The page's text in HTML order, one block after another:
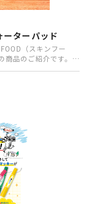
ターパッド
（スキンフー
商品のご紹介です。乾